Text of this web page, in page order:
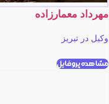
مهرداد معمارزاده
وکیل در تبریز
مشاهده پروفایل